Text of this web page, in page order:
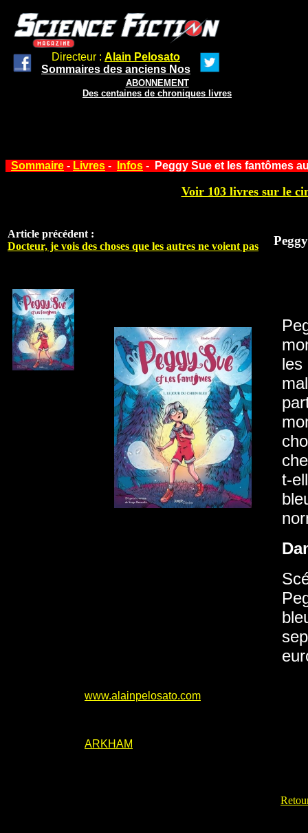
Directeur : Alain Pelosato
Sommaires des anciens Nos
ABONNEMENT
Des centaines de chroniques livres
Sommaire - Livres - Infos - Peggy Sue et les fantômes
Voir 103 livres sur le
Article précédent :
Docteur, je vois des choses que les autres ne voient pas
les
t-
www.alainpelosato.com
ARKHAM